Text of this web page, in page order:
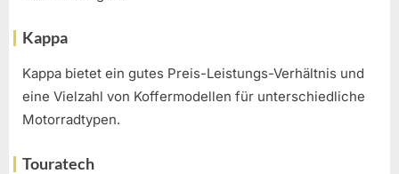
Kappa
Kappa bietet ein gutes Preis-Leistungs-Verhältnis und
eine Vielzahl von Koffermodellen für unterschiedliche
Motorradtypen.
Touratech